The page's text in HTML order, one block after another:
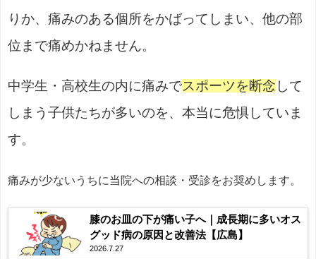
りか、痛みのある個所をかばってしまい、他の部
位まで痛めかねません。
中学生・高校生の内に痛みでスポーツを断念 して
しまう子供たちが多いのを、本当に危惧していま
す。
痛みが少ないうちに当院への相談・受診をお奨めします。
膝のお皿の下が痛い子へ｜成長期に多いオス
グッド病の原因と改善法【広島】
2026.7.27